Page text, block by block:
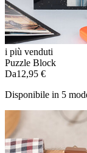
i più venduti
Puzzle Block
Da12,95 €
Disponibile in 5